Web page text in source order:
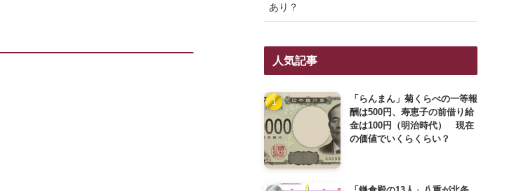
あり？
人気記事
「らんまん」菊くらべの一等報
酬は500円、寿恵子の前借り給
金は100円（明治時代） 現在
の価値でいくらくらい？